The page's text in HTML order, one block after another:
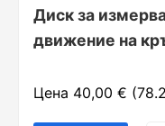
Диск за
движение на
Цена 40,00 €